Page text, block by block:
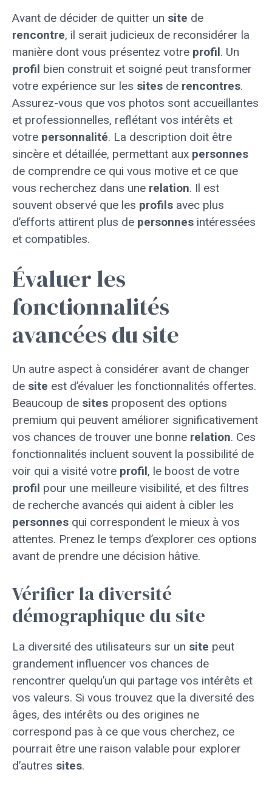
Avant de décider de quitter un site de
rencontre, il serait judicieux de reconsidérer la
manière dont vous présentez votre profil. Un
profil bien construit et soigné peut transformer
votre expérience sur les sites de rencontres.
Assurez-vous que vos photos sont accueillantes
et professionnelles, reflétant vos intérêts et
votre personnalité. La description doit être
sincère et détaillée, permettant aux personnes
de comprendre ce qui vous motive et ce que
vous recherchez dans une relation. Il est
souvent observé que les profils avec plus
d’efforts attirent plus de personnes intéressées
et compatibles.
Évaluer les
fonctionnalités
avancées du site
Un autre aspect à considérer avant de changer
de site est d’évaluer les fonctionnalités offertes.
Beaucoup de sites proposent des options
premium qui peuvent améliorer significativement
vos chances de trouver une bonne relation. Ces
fonctionnalités incluent souvent la possibilité de
voir qui a visité votre profil, le boost de votre
profil pour une meilleure visibilité, et des filtres
de recherche avancés qui aident à cibler les
personnes qui correspondent le mieux à vos
attentes. Prenez le temps d’explorer ces options
avant de prendre une décision hâtive.
Vérifier la diversité
démographique du site
La diversité des utilisateurs sur un site peut
grandement influencer vos chances de
rencontrer quelqu’un qui partage vos intérêts et
vos valeurs. Si vous trouvez que la diversité des
âges, des intérêts ou des origines ne
correspond pas à ce que vous cherchez, ce
pourrait être une raison valable pour explorer
d’autres sites.